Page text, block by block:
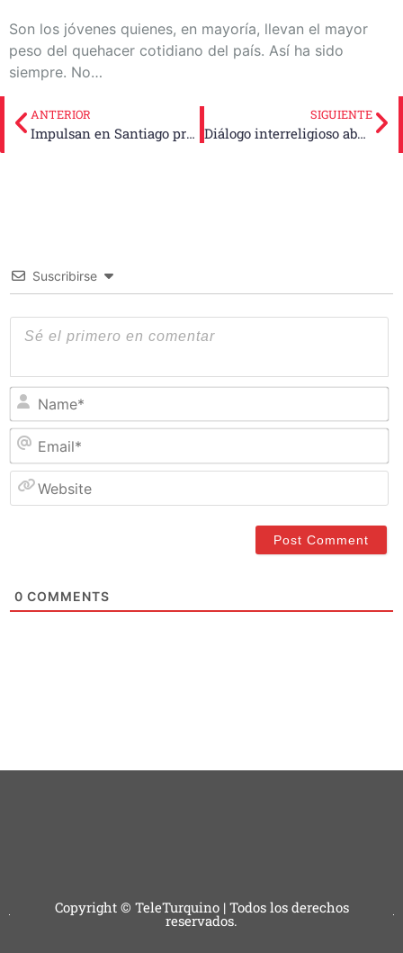
Son los jóvenes quienes, en mayoría, llevan el mayor
peso del quehacer cotidiano del país. Así ha sido
siempre. No…
ANTERIOR
Impulsan en Santiago proyecto para alfabetización digital
SIGUIENTE
Diálogo interreligioso aborda el rol de la mujer
Suscribirse
0 COMMENTS
Copyright © TeleTurquino | Todos los derechos
reservados.